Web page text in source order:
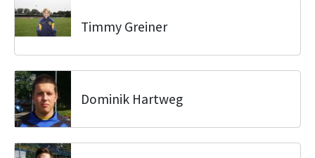
Timmy Greiner
Dominik Hartweg